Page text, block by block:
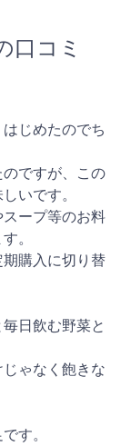
口コミ
じめたのでち
ですが、この
いです。
ープ等のお料
。
購入に切り替
日飲む野菜と
ゃなく飽きな
す。